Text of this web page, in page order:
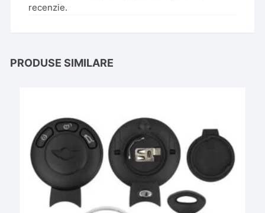
recenzie.
PRODUSE SIMILARE